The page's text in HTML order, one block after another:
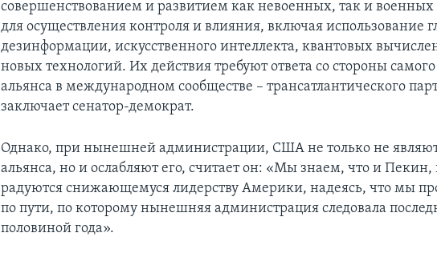
совершенствованием и развитием как невоенных, так и военных
для осуществления контроля и влияния, включая использование
дезинформации, искусственного интеллекта, квантовых
новых технологий. Их действия требуют ответа со стороны
альянса в международном сообществе – трансатлантического
заключает сенатор-демократ.
Однако, при нынешней администрации, США не только не
альянса, но и ослабляют его, считает он: «Мы знаем, что и
радуются снижающемуся лидерству Америки, надеясь, что мы
по пути, по которому нынешняя администрация следовала
половиной года».